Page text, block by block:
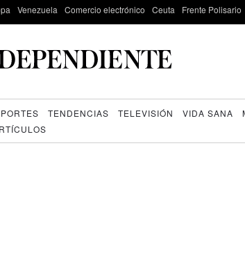
Venezuela Comercio electrónico Ceuta Frente Polisario
TENDENCIAS TELEVISIÓN VIDA SANA